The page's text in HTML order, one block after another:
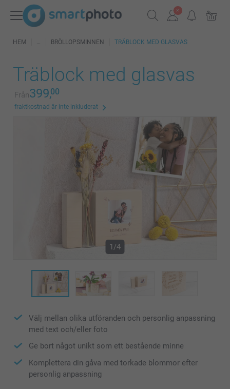
HEM BRÖLLOPSMINNEN TRÄBLOCK MED GLASVAS
Träblock med glasvas
Från399,00
fraktkostnad är inte inkluderat
1/4
Välj mellan olika utföranden och personlig anpassning
med text och/eller foto
Ge bort något unikt som ett bestående minne
Komplettera din gåva med torkade blommor efter
personlig anpassning